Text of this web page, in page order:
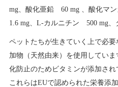
mg、酸化亜鉛 60 mg 、酸化マン
1.6 mg、L-カルニチン 500 mg、
ペットたちが生きていく上で必
加物（天然由来）を使用してい
化防止のためビタミンが添加され
これらはEUで認められた栄養添